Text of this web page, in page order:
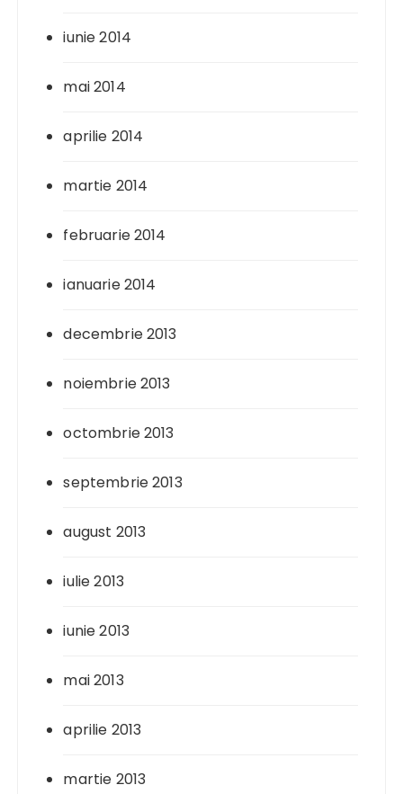
iunie 2014
mai 2014
aprilie 2014
martie 2014
februarie 2014
ianuarie 2014
decembrie 2013
noiembrie 2013
octombrie 2013
septembrie 2013
august 2013
iulie 2013
iunie 2013
mai 2013
aprilie 2013
martie 2013